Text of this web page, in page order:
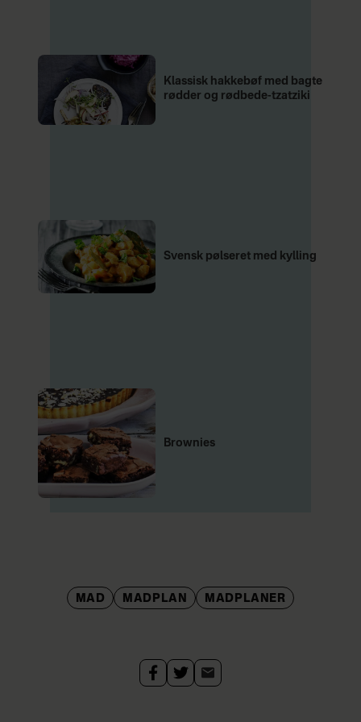
hvis der er anledning til lidt
ekstra guf i løbet af ugen.
Klassisk hakkebøf med bagte
rødder og rødbede-tzatziki
Svensk pølseret med kylling
Brownies
MAD MADPLAN MADPLANER